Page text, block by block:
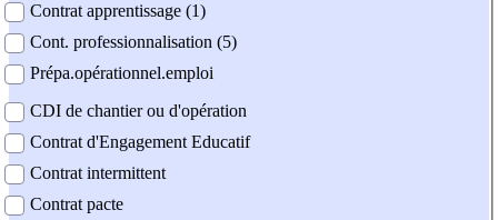
Contrat apprentissage (1)
Cont. professionnalisation (5)
Prépa.opérationnel.emploi
CDI de chantier ou d'opération
Contrat d'Engagement Educatif
Contrat intermittent
Contrat pacte